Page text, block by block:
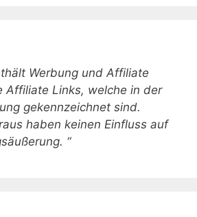
Werbung und Affiliate
Affiliate Links, welche in der
gekennzeichnet sind.
haben keinen Einfluss auf
“